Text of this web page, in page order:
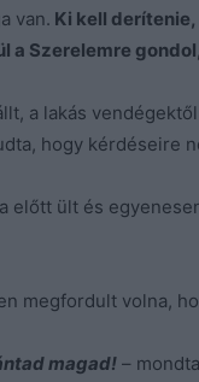
van. Ki kell
a Szerelemre
a lakás
hogy kérdéseire
előtt ült és
megfordult volna,
magad! –